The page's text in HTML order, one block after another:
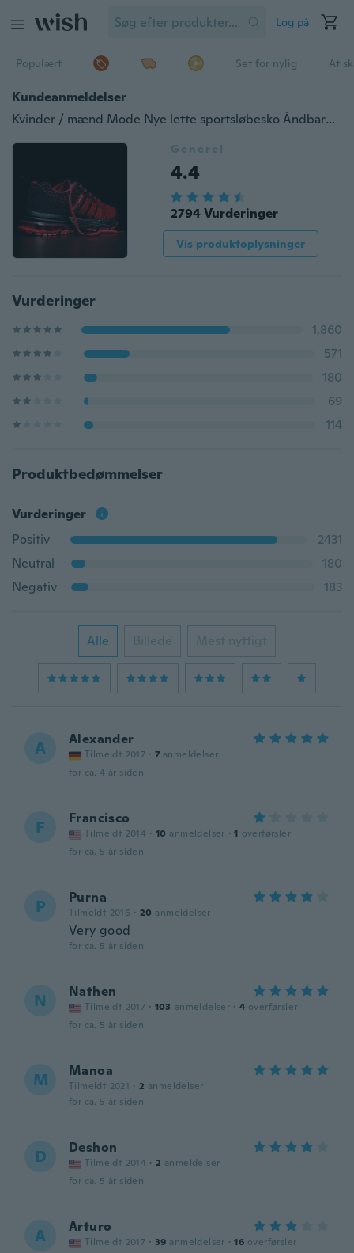
Log på
Populært Set for nylig At
Kundeanmeldelser
Kvinder / mænd Mode Nye lette sportsløbesko Åndbare sneakers Afslappet skønhed Cool Komfortabel Mesh Stofsko
Generel
4.4
2794 Vurderinger
Vis produktoplysninger
Vurderinger
1,860
571
180
69
114
Produktbedømmelser
Vurderinger
Positiv
2431
Neutral
180
Negativ
183
Alle Billede Mest nyttigt
A Alexander
Tilmeldt 2017 · 7 anmeldelser
for ca. 4 år siden
F Francisco
Tilmeldt 2014 · 10 anmeldelser · 1 overførsler
for ca. 5 år siden
P Purna
Tilmeldt 2016 · 20 anmeldelser
Very good
for ca. 5 år siden
N Nathen
Tilmeldt 2017 · 103 anmeldelser · 4 overførsler
for ca. 5 år siden
M Manoa
Tilmeldt 2021 · 2 anmeldelser
for ca. 5 år siden
D Deshon
Tilmeldt 2014 · 2 anmeldelser
for ca. 5 år siden
A Arturo
Tilmeldt 2017 · 39 anmeldelser · 16 overførsler